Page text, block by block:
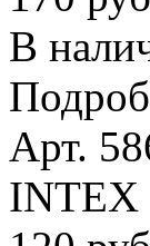
В
Арт.
INTEX